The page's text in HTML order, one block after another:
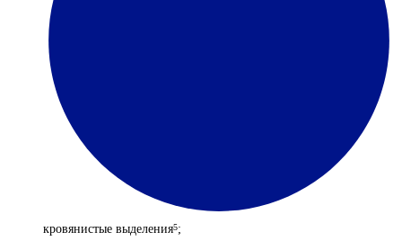
кровянистые выделения5;